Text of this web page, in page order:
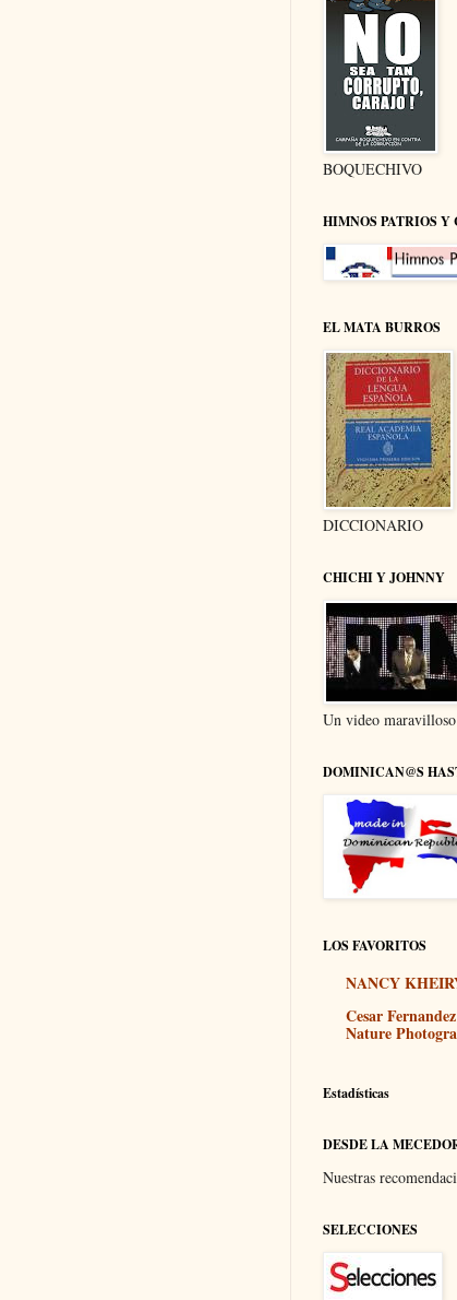
BOQUECHIVO
HIMNOS PATRIOS Y
EL MATA BURROS
DICCIONARIO
CHICHI Y JOHNNY
Un video maravilloso
DOMINICAN@S
LOS FAVORITOS
NANCY
Cesar
Nature
Estadísticas
DESDE LA
Nuestras
SELECCIONES